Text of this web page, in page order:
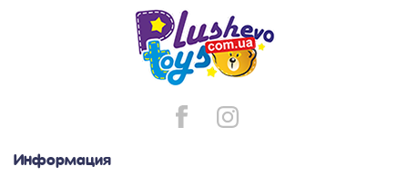
Информация